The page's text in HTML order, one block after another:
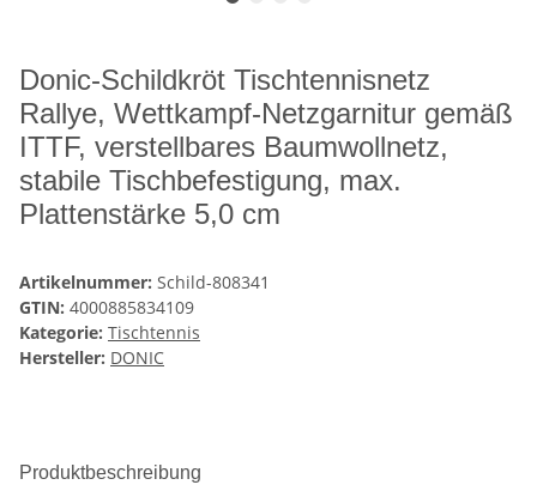
Donic-Schildkröt Tischtennisnetz
Rallye, Wettkampf-Netzgarnitur gemäß
ITTF, verstellbares Baumwollnetz,
stabile Tischbefestigung, max.
Plattenstärke 5,0 cm
Artikelnummer: Schild-808341
GTIN: 4000885834109
Kategorie: Tischtennis
Hersteller: DONIC
Produktbeschreibung